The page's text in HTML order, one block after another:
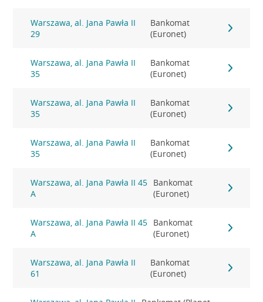
Warszawa, al. Jana Pawła II
29
Bankomat
(Euronet)
Warszawa, al. Jana Pawła II
35
Bankomat
(Euronet)
Warszawa, al. Jana Pawła II
35
Bankomat
(Euronet)
Warszawa, al. Jana Pawła II
35
Bankomat
(Euronet)
Warszawa, al. Jana Pawła II 45
A
Bankomat
(Euronet)
Warszawa, al. Jana Pawła II 45
A
Bankomat
(Euronet)
Warszawa, al. Jana Pawła II
61
Bankomat
(Euronet)